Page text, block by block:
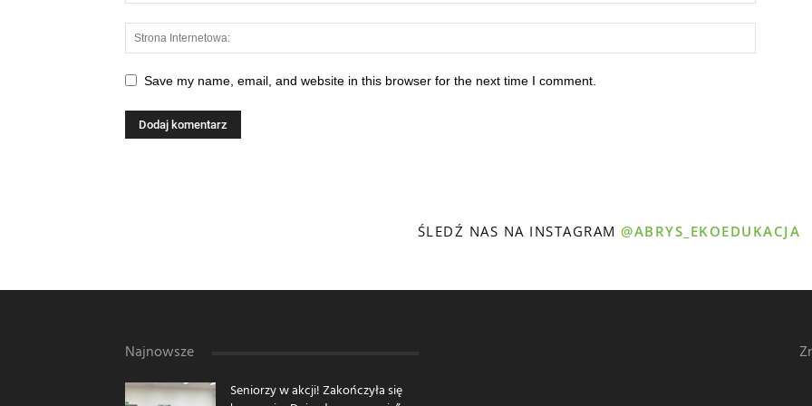
Save my name, email, and website in this browser for the next time I comment.
ŚLEDŹ NAS NA INSTAGRAM@ABRYS_EKOEDUKACJA
Najnowsze
Seniorzy w akcji! Zakończyła się